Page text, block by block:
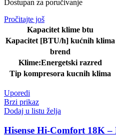
Dostupan za poručivanje
Pročitajte još
Kapacitet klime btu
Kapacitet [BTU/h] kućnih klima
brend
Klime:Energetski razred
Tip kompresora kucnih klima
Uporedi
Brzi prikaz
Dodaj u listu želja
Hisense Hi-Comfort 18K –